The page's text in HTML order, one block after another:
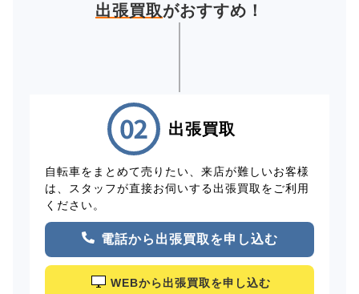
出張買取がおすすめ！
出張買取
自転車をまとめて売りたい、来店が難しいお客様
は、スタッフが直接お伺いする出張買取をご利用
ください。
電話から出張買取を申し込む
WEBから出張買取を申し込む